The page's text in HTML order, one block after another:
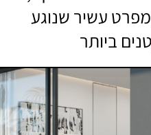
עשיר שנוגע
ביותר